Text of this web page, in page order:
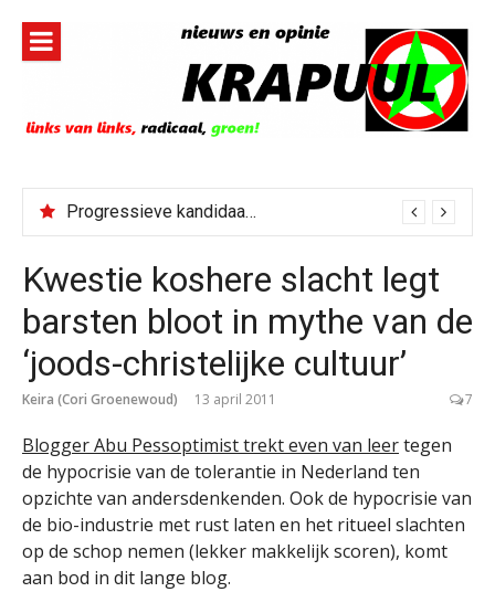
inhoud
Progressieve kandidaat El-Sayed senaatskandidaat Michigan
Kwestie koshere slacht legt
barsten bloot in mythe van de
‘joods-christelijke cultuur’
Keira (Cori Groenewoud) 13 april 2011 7
Blogger Abu Pessoptimist trekt even van leertegen
de hypocrisie van de tolerantie in Nederland ten
opzichte van andersdenkenden. Ook de hypocrisie van
de bio-industrie met rust laten en het ritueel slachten
op de schop nemen (lekker makkelijk scoren), komt
aan bod in dit lange blog.